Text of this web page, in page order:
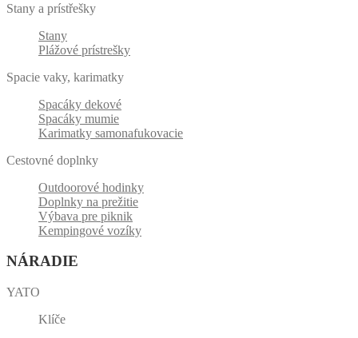
Stany a prístřešky
Stany
Plážové prístrešky
Spacie vaky, karimatky
Spacáky dekové
Spacáky mumie
Karimatky samonafukovacie
Cestovné doplnky
Outdoorové hodinky
Doplnky na prežitie
Výbava pre piknik
Kempingové vozíky
NÁRADIE
YATO
Klíče